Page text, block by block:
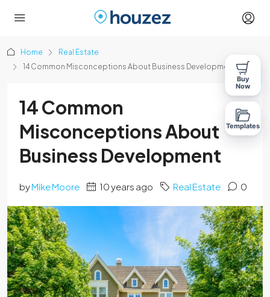
Home
Real Estate
14 Common Misconceptions About Business Development
14 Common
Misconceptions About
Business Development
byMike Moore 10 years ago Real Estate 0
Buy
Now
Templates